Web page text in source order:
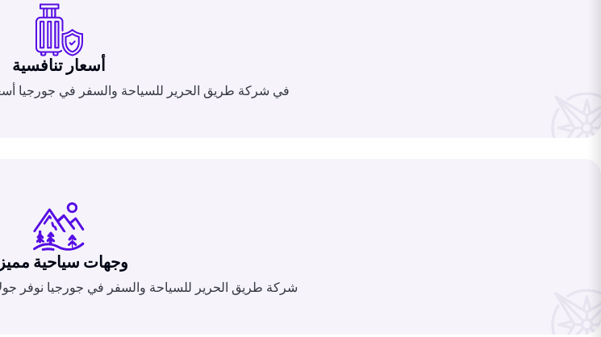
أسعار تنافسية
في شركة طريق الحرير للسياحة والسفر في جورجيا
وجهات سياحية
شركة طريق الحرير للسياحة والسفر في جورجيا نوفر